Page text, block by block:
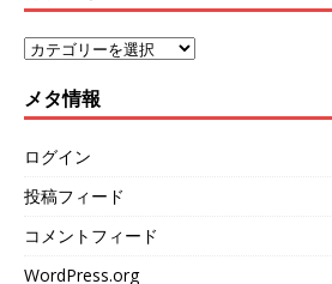
メタ情報
ログイン
投稿フィード
コメントフィード
WordPress.org